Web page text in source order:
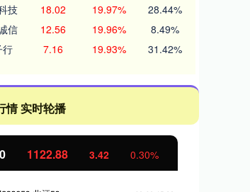
技 18.02 19.97% 28.44%
信 12.56 19.96% 8.49%
行 7.16 19.93% 31.42%
情 实时轮播
3515.56 -19.58 -0.55%